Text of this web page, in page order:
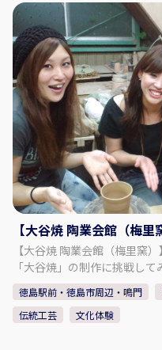
際に、遊山箱を持って山や
れる木製の重箱ですが、外
れた伝統工芸品でもあります。 遊山箱に絵付けをして、自
けのをオリジナル作品を作ってみません
【追加オプション！】 ビー
オケ（1曲）：100円 ※ビー
のづくり体験と併せてご利
しましょう！ ◇時間・期間 体験可能な日： 月、火、水、金、
土、日 体験可能な時間：
～ 2時間 ◇人数・年齢制限 最少催行人数：2人 年齢制限： 5歳
以上 【事業者情報】 ポッポ亭 ◇住所 徳島県板野郡北島町江尻
字内中須12-7 ◇アクセス 車：松茂ICから約10分 ◇駐車場 あり
◇TEL 10:00～：090-5712-
業時間・定休日 営業日：月
10:00 ～ 22:00 定休日：木 ◇SNS Instagram：
https://www.instagram.com/
ト https://
【大谷焼 陶業会館（梅
【大谷焼 陶業会館（梅里窯
「大谷焼」の制作に挑戦し
ビ番組の陶芸王選手権でチャ
者。伝統の継承とともに、現
み出したり、使い勝手のよさ
は、参加者の満足する作品
徳島駅前・徳島市周辺・鳴門
伝統工芸
文化体験